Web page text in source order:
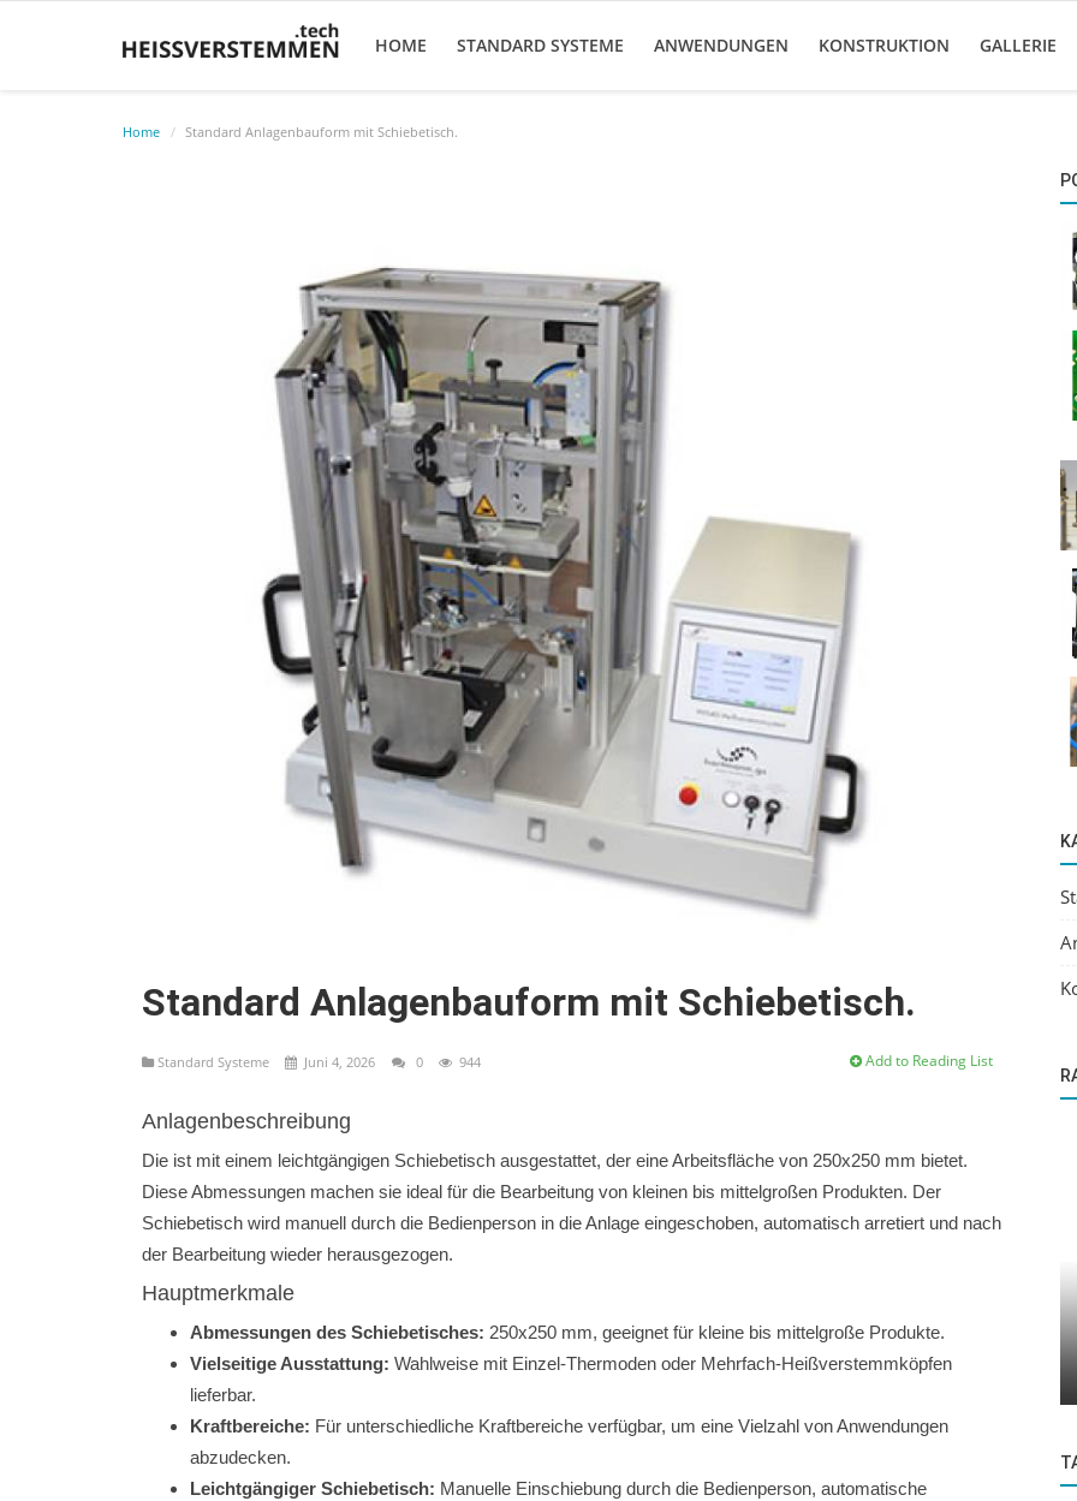
HOME STANDARD SYSTEME ANWENDUNGEN KONSTRUKTION GALLERIE
Home Standard Anlagenbauform mit Schiebetisch.
Standard Anlagenbauform mit Schiebetisch.
Standard Systeme Juni 4, 2026 0 944 Add to Reading List
Anlagenbeschreibung
Die ist mit einem leichtgängigen Schiebetisch ausgestattet, der eine Arbeitsfläche von 250x250 mm bietet.
Diese Abmessungen machen sie ideal für die Bearbeitung von kleinen bis mittelgroßen Produkten. Der
Schiebetisch wird manuell durch die Bedienperson in die Anlage eingeschoben, automatisch arretiert und nach
der Bearbeitung wieder herausgezogen.
Hauptmerkmale
Abmessungen des Schiebetisches: 250x250 mm, geeignet für kleine bis mittelgroße Produkte.
Vielseitige Ausstattung: Wahlweise mit Einzel-Thermoden oder Mehrfach-Heißverstemmköpfen
lieferbar.
Kraftbereiche: Für unterschiedliche Kraftbereiche verfügbar, um eine Vielzahl von Anwendungen
abzudecken.
Leichtgängiger Schiebetisch: Manuelle Einschiebung durch die Bedienperson, automatische
Anwendungen
Fixierung von Blech-Stanzteilen durch
heißverstemmte Pins: Anwendung in...
Heißverstemmanlage mit 4-fach
Rundschalttisch: Flexibles und sicheres...